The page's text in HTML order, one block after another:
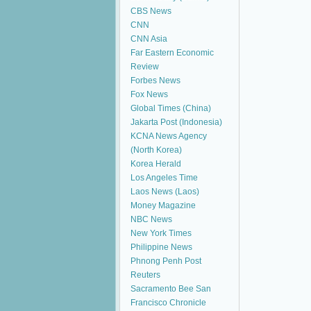
CBS News
CNN
CNN Asia
Far Eastern Economic
Review
Forbes News
Fox News
Global Times (China)
Jakarta Post (Indonesia)
KCNA News Agency
(North Korea)
Korea Herald
Los Angeles Time
Laos News (Laos)
Money Magazine
NBC News
New York Times
Philippine News
Phnong Penh Post
Reuters
Sacramento Bee San
Francisco Chronicle